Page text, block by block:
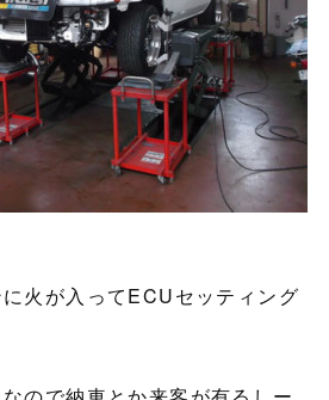
火が入ってECUセッティング